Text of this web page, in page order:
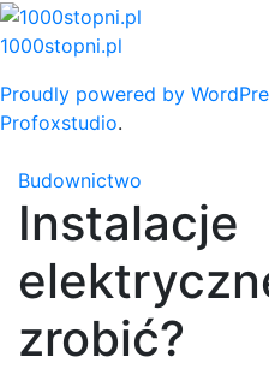
Skip
to
1000stopni.pl
Proudly powered by
Profoxstudio.
Budownictwo
Instalacje
zrobić?